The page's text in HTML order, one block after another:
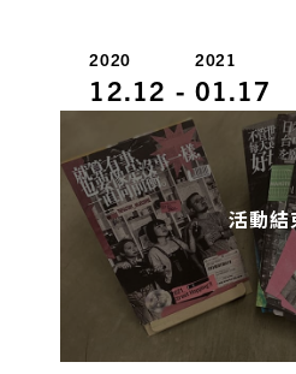
活動結
2020
12.12 -
2021
01.17